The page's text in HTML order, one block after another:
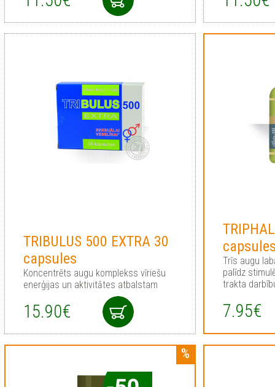
TRIBULUS 500 EXTRA 30
сapsules
Koncentrēts augu komplekss vīriešu
enerģijas un aktivitātes atbalstam
15.90€
Trīs augu
palīdz
trakta
7.95€